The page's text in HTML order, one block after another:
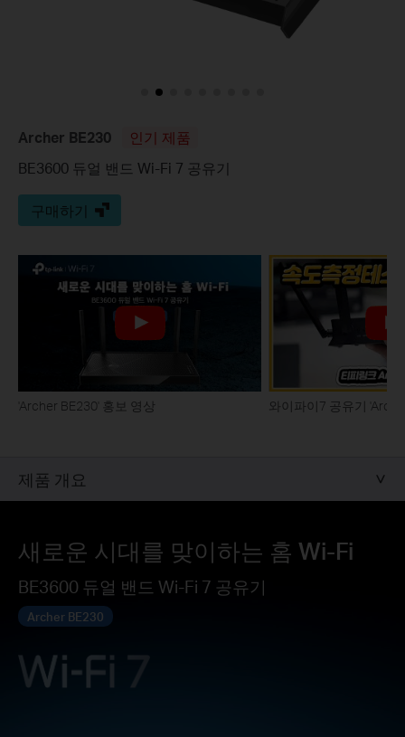
Archer BE230
인기 제품
BE3600 듀얼 밴드 Wi-Fi 7 공유기
구매하기
'Archer BE230' 홍보 영상 와이파이7 공유
제품 개요
새로운 시대를 맞이하는 홈 Wi-Fi
BE3600 듀얼 밴드 Wi-Fi 7 공유기
Archer BE230